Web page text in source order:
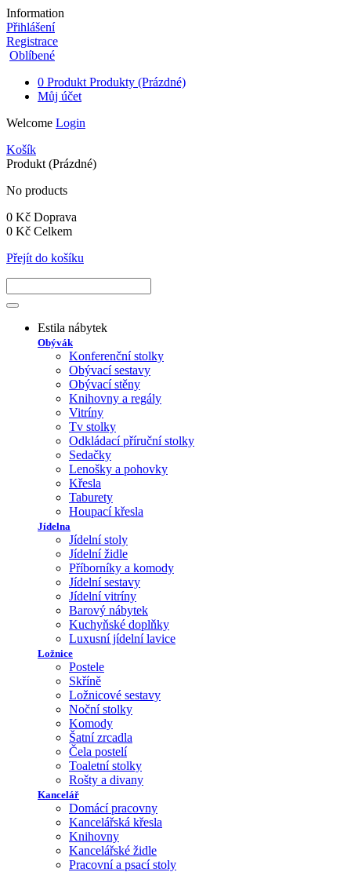
Information
Přihlášení
Registrace
Oblíbené
0 Produkt Produkty (Prázdné)
Můj účet
Welcome Login
Košík
Produkt (Prázdné)
No products
0 Kč Doprava
0 Kč Celkem
Přejít do košíku
Estila nábytek
Obývák
Konferenční stolky
Obývací sestavy
Obývací stěny
Knihovny a regály
Vitríny
Tv stolky
Odkládací příruční stolky
Sedačky
Lenošky a pohovky
Křesla
Taburety
Houpací křesla
Jídelna
Jídelní stoly
Jídelní židle
Příborníky a komody
Jídelní sestavy
Jídelní vitríny
Barový nábytek
Kuchyňské doplňky
Luxusní jídelní lavice
Ložnice
Postele
Skříně
Ložnicové sestavy
Noční stolky
Komody
Šatní zrcadla
Čela postelí
Toaletní stolky
Rošty a divany
Kancelář
Domácí pracovny
Kancelářská křesla
Knihovny
Kancelářské židle
Pracovní a psací stoly